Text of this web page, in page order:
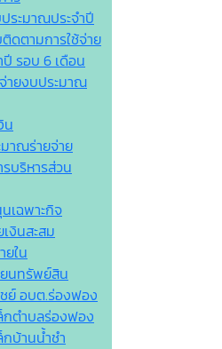
ระมาณประจำปี
ดตามการใช้จ่าย
รอบ 6 เดือน
ายงบประมาณ
น
าณร่ายจ่าย
ริหารส่วน
เฉพาะกิจ
งินสะสม
ใน
นทรัพย์สิน
ย์ อบต.ร่องฟอง
ตำบลร่องฟอง
บ้านน้ำชำ